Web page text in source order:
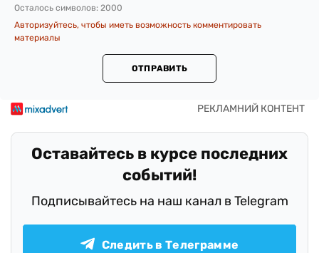
Осталось символов: 2000
Авторизуйтесь, чтобы иметь возможность комментировать
материалы
ОТПРАВИТЬ
Оставайтесь в курсе последних
событий!
Подписывайтесь на наш канал в Telegram
Следить в Телеграмме